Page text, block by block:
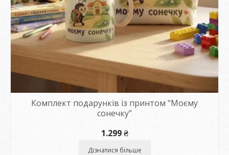
Комплект подарунків із принтом “Моєму
сонечку”
1.299₴
Дізнатися більше